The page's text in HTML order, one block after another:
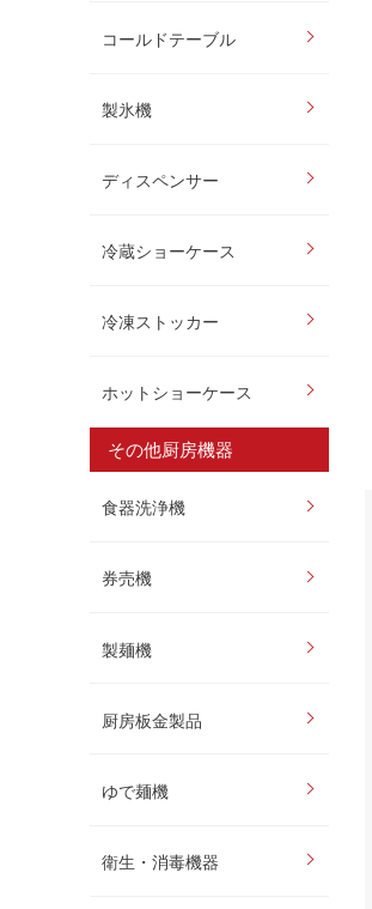
コールドテーブル
製氷機
ディスペンサー
冷蔵ショーケース
冷凍ストッカー
ホットショーケース
その他厨房機器
食器洗浄機
券売機
製麺機
厨房板金製品
ゆで麺機
衛生・消毒機器